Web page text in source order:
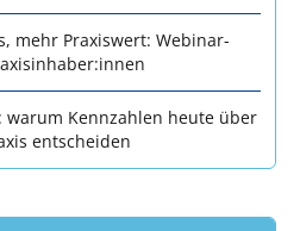
mehr Praxiswert: Webinar-
warum Kennzahlen heute über
entscheiden